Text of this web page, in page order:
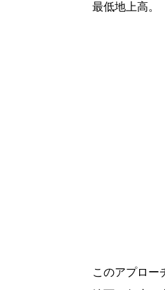
最低地上高。
このアプロー